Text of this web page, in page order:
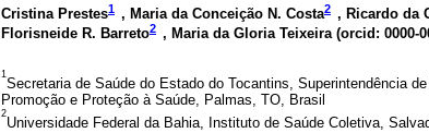
Cristina Prestes1 , Maria da Conceição N. Costa2 , Ricardo da
Florisneide R. Barreto2 , Maria da Gloria Teixeira (orcid: 0000-
1
Secretaria de Saúde do Estado do Tocantins, Superintendência
Promoção e Proteção à Saúde, Palmas, TO, Brasil
2
Universidade Federal da Bahia, Instituto de Saúde Coletiva,